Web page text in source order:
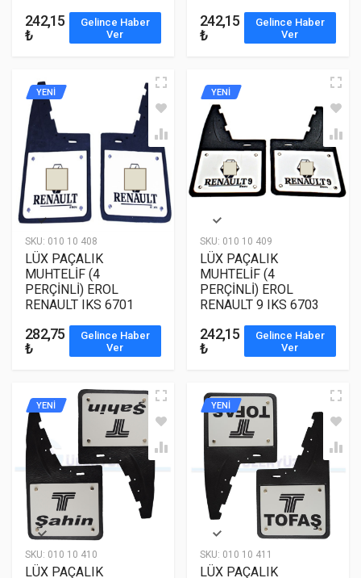
242,15
₺
Gelince Haber
Ver
242,15
₺
Gelince Haber
Ver
SKU: 010 10 408
YENİ
LÜX PAÇALIK
MUHTELİF (4
PERÇİNLİ) EROL
RENAULT IKS 6701
282,75
₺
Gelince Haber
Ver
SKU: 010 10 409
YENİ
LÜX PAÇALIK
MUHTELİF (4
PERÇİNLİ) EROL
RENAULT 9 IKS 6703
242,15
₺
Gelince Haber
Ver
SKU: 010 10 410
YENİ
LÜX PAÇALIK
SKU: 010 10 411
YENİ
LÜX PAÇALIK